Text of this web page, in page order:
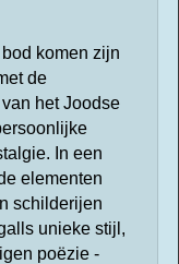
komen zijn
de
het Joodse
In een
elementen
schilderijen
unieke stijl,
poëzie -